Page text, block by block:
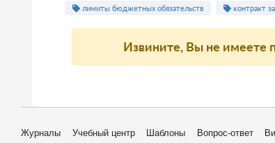
лимиты бюджетных обязательств контракт
Извините, Вы не имеете
Журналы Учебный центр Шаблоны Вопрос-ответ